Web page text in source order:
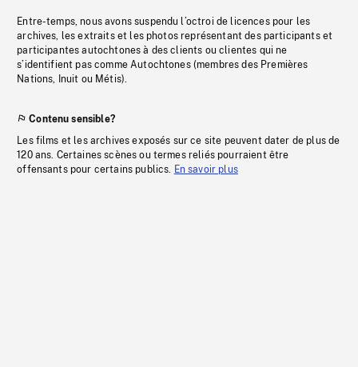
Entre-temps, nous avons suspendu l’octroi de licences pour les
archives, les extraits et les photos représentant des participants et
participantes autochtones à des clients ou clientes qui ne
s’identifient pas comme Autochtones (membres des Premières
Nations, Inuit ou Métis).
Contenu sensible?
Les films et les archives exposés sur ce site peuvent dater de plus de
120 ans. Certaines scènes ou termes reliés pourraient être
offensants pour certains publics. En savoir plus